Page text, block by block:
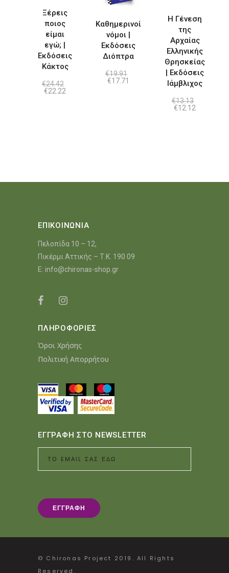
Ξέρεις
ποιος
είμαι
εγώ; |
Εκδόσεις
Κάκτος
€24.42
Original
€22.22
Καθημερινοί
νόμοι |
Εκδόσεις
Διόπτρα
€19.91
Original
€17.71
Η Γένεση
της
Αρχαίας
Ελληνικής
Θρησκείας
| Εκδόσεις
Ιάμβλιχος
€13.13
Original
€12.12
ΕΠΙΚΟΙΝΩΝΙΑ
Πελοπίδα 10 – 12,
Πικέρμι Αττικής – Τ.Κ. 190 09
E: info@chironas-shop.gr
ΠΛΗΡΟΦΟΡΙΕΣ
Όροι Χρήσης
Πολιτική Απορρήτου
ΕΓΓΡΑΦΗ ΣΤΟ NEWSLETTER
© Chironas Project 2019. All Rights
Reserved.